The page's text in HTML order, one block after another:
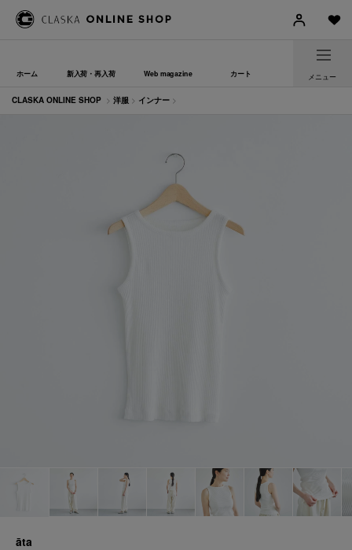
ホーム 新入荷・再入荷 Web magazine カート メニュー
CLASKA ONLINE SHOP > 洋服 > インナー >
āta